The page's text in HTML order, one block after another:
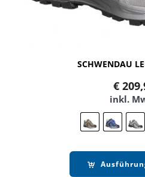
SCHWENDAU
€
inkl.